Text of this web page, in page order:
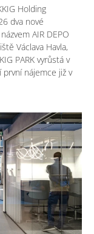
Holding
dva nové
AIR DEPO
Václava Havla,
PARK vyrůstá v
první nájemce již v